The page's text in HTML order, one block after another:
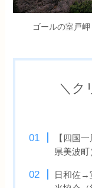
ゴールの室戸
＼ク
【四国
県美波
日和佐→